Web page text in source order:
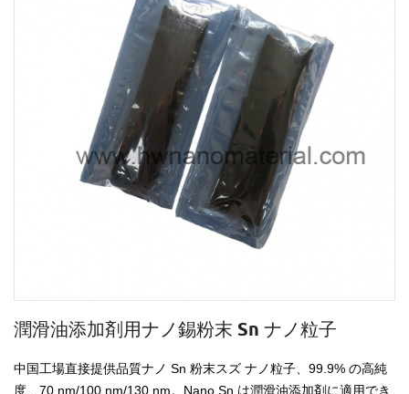
潤滑油添加剤用ナノ錫粉末 Sn ナノ粒子
中国工場直接提供品質ナノ Sn 粉末スズ ナノ粒子、99.9% の高純
度、70 nm/100 nm/130 nm。Nano Sn は潤滑油添加剤に適用でき